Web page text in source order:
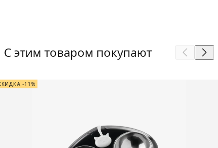
С этим товаром покупают
-11%